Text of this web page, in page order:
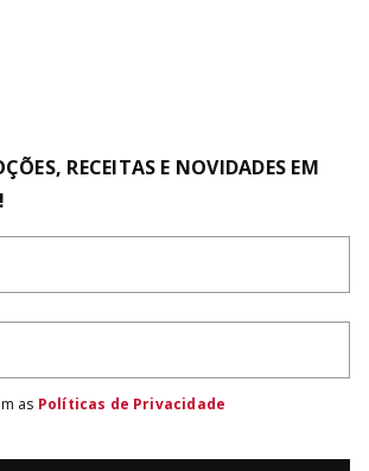
RECEITAS E NOVIDADES EM
as Políticas de Privacidade